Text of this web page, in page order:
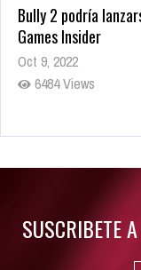
Bully 2 podría
Games Insider
Oct 9, 2022
6484 Views
Rumor: Se filtran
SUSCRIBETE